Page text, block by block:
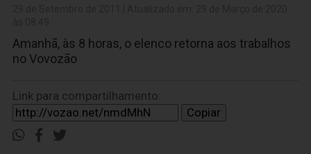
Amanhã, às 8 horas, o elenco retorna aos trabalhos
no Vovozão
Link para compartilhamento:
Copiar